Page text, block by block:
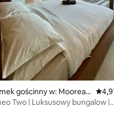
na 5, liczba recenzji: 45
gościnny w: Moorea-
Two | Luksusowy bungalow |